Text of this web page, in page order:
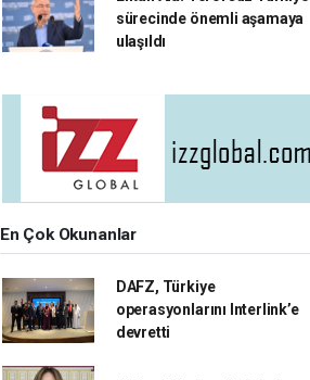
sürecinde önemli aşamaya
ulaşıldı
En Çok Okunanlar
DAFZ, Türkiye
operasyonlarını Interlink’e
devretti